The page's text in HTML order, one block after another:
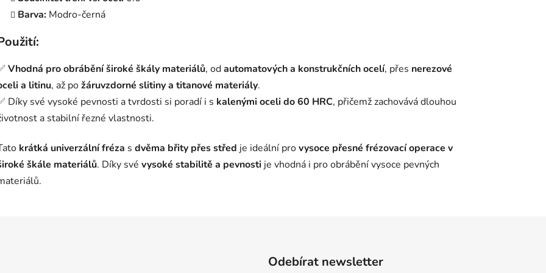
Barva: Modro-černá
Vhodná pro obrábění široké škály materiálů, odautomatových a konstrukčních ocelí, přes nerezové
a litinu, až požáruvzdorné slitiny a titanové materiály.
Díky své vysoké pevnosti a tvrdosti si poradí i s kalenými oceli do 60 HRC, přičemž zachovává dlouhou
a stabilní řezné vlastnosti.
krátká univerzální fréza s dvěma břity přes střed je ideální provysoce přesné frézovací operace v
škále materiálů. Díky své vysoké stabilitě a pevnosti je vhodná i pro obrábění vysoce pevných
Odebírat newsletter